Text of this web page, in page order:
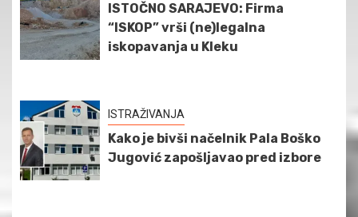
ISTOČNO SARAJEVO: Firma
“ISKOP” vrši (ne)legalna
iskopavanja u Kleku
ISTRAŽIVANJA
Kako je bivši načelnik Pala Boško
Jugović zapošljavao pred izbore